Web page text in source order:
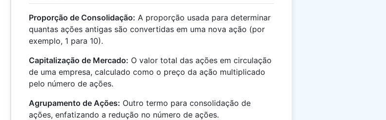
Proporção de Consolidação: A proporção usada para determinar
quantas ações antigas são convertidas em uma nova ação (por
exemplo, 1 para 10).
Capitalização de Mercado: O valor total das ações em circulação
de uma empresa, calculado como o preço da ação multiplicado
pelo número de ações.
Agrupamento de Ações: Outro termo para consolidação de
ações, enfatizando a redução no número de ações.